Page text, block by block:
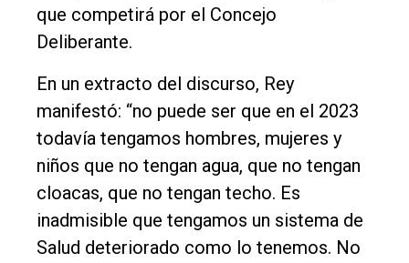
Nosotros
Contacto
que competirá por el Concejo
Deliberante.
En un extracto del discurso, Rey
manifestó: “no puede ser que en el 2023
todavía tengamos hombres, mujeres y
niños que no tengan agua, que no tengan
cloacas, que no tengan techo. Es
inadmisible que tengamos un sistema de
Salud deteriorado como lo tenemos. No